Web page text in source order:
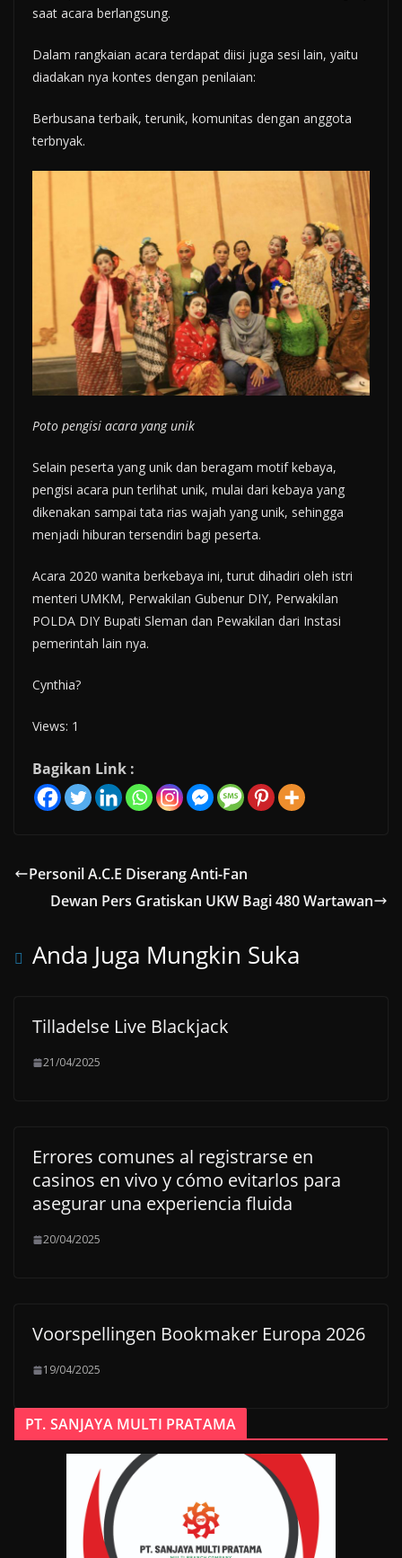
saat acara berlangsung.
Dalam rangkaian acara terdapat diisi juga sesi lain, yaitu
diadakan nya kontes dengan penilaian:
Berbusana terbaik, terunik, komunitas dengan anggota
terbnyak.
Poto pengisi acara yang unik
Selain peserta yang unik dan beragam motif kebaya,
pengisi acara pun terlihat unik, mulai dari kebaya yang
dikenakan sampai tata rias wajah yang unik, sehingga
menjadi hiburan tersendiri bagi peserta.
Acara 2020 wanita berkebaya ini, turut dihadiri oleh istri
menteri UMKM, Perwakilan Gubenur DIY, Perwakilan
POLDA DIY Bupati Sleman dan Pewakilan dari Instasi
pemerintah lain nya.
Cynthia?
Views: 1
Bagikan Link :
Personil A.C.E Diserang Anti-Fan
Dewan Pers Gratiskan UKW Bagi 480 Wartawan
Anda Juga Mungkin Suka
Tilladelse Live Blackjack
21/04/2025
Errores comunes al registrarse en
casinos en vivo y cómo evitarlos para
asegurar una experiencia fluida
20/04/2025
Voorspellingen Bookmaker Europa 2026
19/04/2025
PT. SANJAYA MULTI PRATAMA